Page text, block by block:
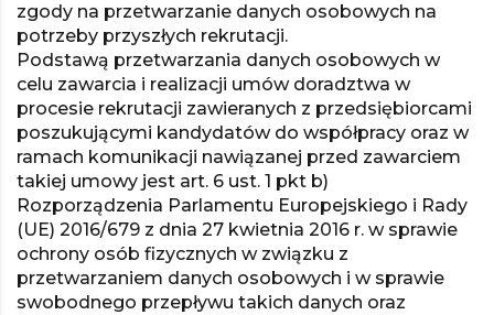
zgody na przetwarzanie danych osobowych na
potrzeby przyszłych rekrutacji.
Podstawą przetwarzania danych osobowych w
celu zawarcia i realizacji umów doradztwa w
procesie rekrutacji zawieranych z przedsiębiorcami
poszukującymi kandydatów do współpracy oraz w
ramach komunikacji nawiązanej przed zawarciem
takiej umowy jest art. 6 ust. 1 pkt b)
Rozporządzenia Parlamentu Europejskiego i Rady
(UE) 2016/679 z dnia 27 kwietnia 2016 r. w sprawie
ochrony osób fizycznych w związku z
przetwarzaniem danych osobowych i w sprawie
swobodnego przepływu takich danych oraz